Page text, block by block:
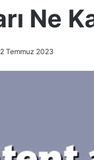
Ne
2 Temmuz 2023